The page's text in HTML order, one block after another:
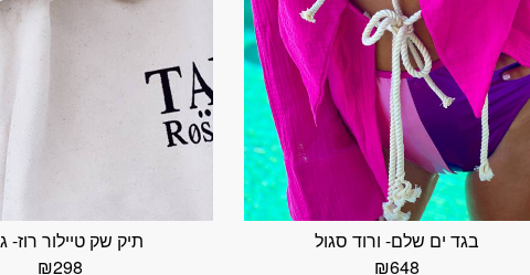
בגד ים שלם- ורוד סגול
₪648
תיק שק טיילור רוז-
₪298